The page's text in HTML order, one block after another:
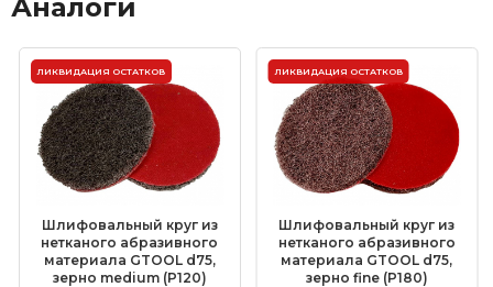
Аналоги
ЛИКВИДАЦИЯ ОСТАТКОВ
Шлифовальный круг из
нетканого абразивного
материала GTOOL d75,
зерно medium (P120)
ЛИКВИДАЦИЯ ОСТАТКОВ
Шлифовальный круг из
нетканого абразивного
материала GTOOL d75,
зерно fine (P180)